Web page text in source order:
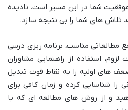
شما در این مسیر است. نادیده
تلاش های شما را بی نتیجه سازد.
مطالعاتی مناسب، برنامه ریزی درسی
استفاده از راهنمایی مشاوران
های اولیه را به نقاط قوت تبدیل
را شناسایی کرده و زمان کافی برای
و از روش های مطالعه ای که با